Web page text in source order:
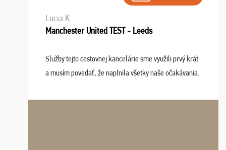
Lucia K.
Manchester United TEST - Leeds
Služby tejto cestovnej kancelárie sme využili prvý krát
a musím povedať, že naplnila všetky naše očakávania.
dispozícii nonstop (milí, profesionálni ...